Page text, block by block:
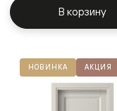
В корзину
НОВИНКА АКЦИЯ